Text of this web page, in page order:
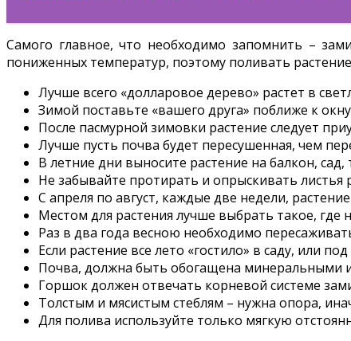
Самого главное, что необходимо запомнить –
пониженных температур, поэтому поливать
Лучше всего «долларовое дерево» растет в
Зимой поставьте «вашего друга» поближе к
После пасмурной зимовки растение следует
Лучше пусть почва будет пересушенная, чем
В летние дни выносите растение на балкон, сад,
Не забывайте протирать и опрыскивать листья
С апреля по август, каждые две недели,
Местом для растения лучше выбрать такое, где
Раз в два года весною необходимо
Если растение все лето «гостило» в саду, или
Почва, должна быть обогащена минеральными
Горшок должен отвечать корневой системе
Толстым и мясистым стеблям – нужна опора,
Для полива используйте только мягкую